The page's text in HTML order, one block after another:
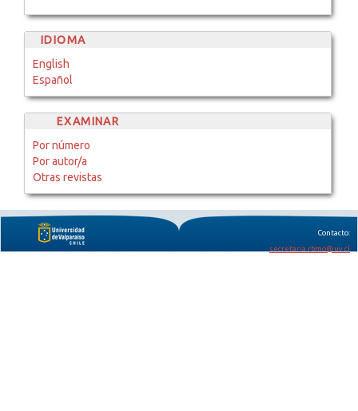
IDIOMA
English
Español
EXAMINAR
Por número
Por autor/a
Otras revistas
Contacto:
secretaria.rbmo@uv.cl